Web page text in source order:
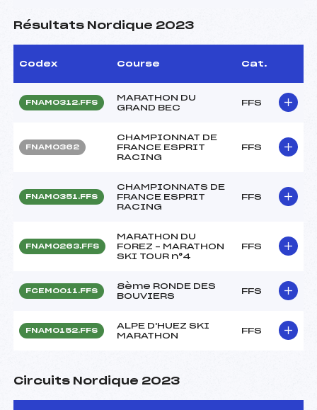
Résultats Nordique 2023
Codex Course Cat.
FNAM0312.FFS
MARATHON DU
GRAND BEC
FFS
FNAM0362
CHAMPIONNAT DE
FRANCE ESPRIT
RACING
FFS
FNAM0351.FFS
CHAMPIONNATS DE
FRANCE ESPRIT
RACING
FFS
FNAM0263.FFS
MARATHON DU
FOREZ – MARATHON
SKI TOUR n°4
FFS
FCEM0011.FFS
8ème RONDE DES
BOUVIERS
FFS
FNAM0152.FFS
ALPE D'HUEZ SKI
MARATHON
FFS
Circuits Nordique 2023